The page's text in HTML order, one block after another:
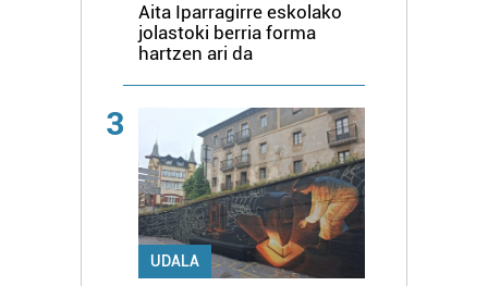
Aita Iparragirre eskolako
jolastoki berria forma
hartzen ari da
3
UDALA